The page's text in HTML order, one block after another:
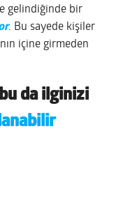
gelindiğinde bir
. Bu sayede kişiler
içine girmeden
bu da ilginizi